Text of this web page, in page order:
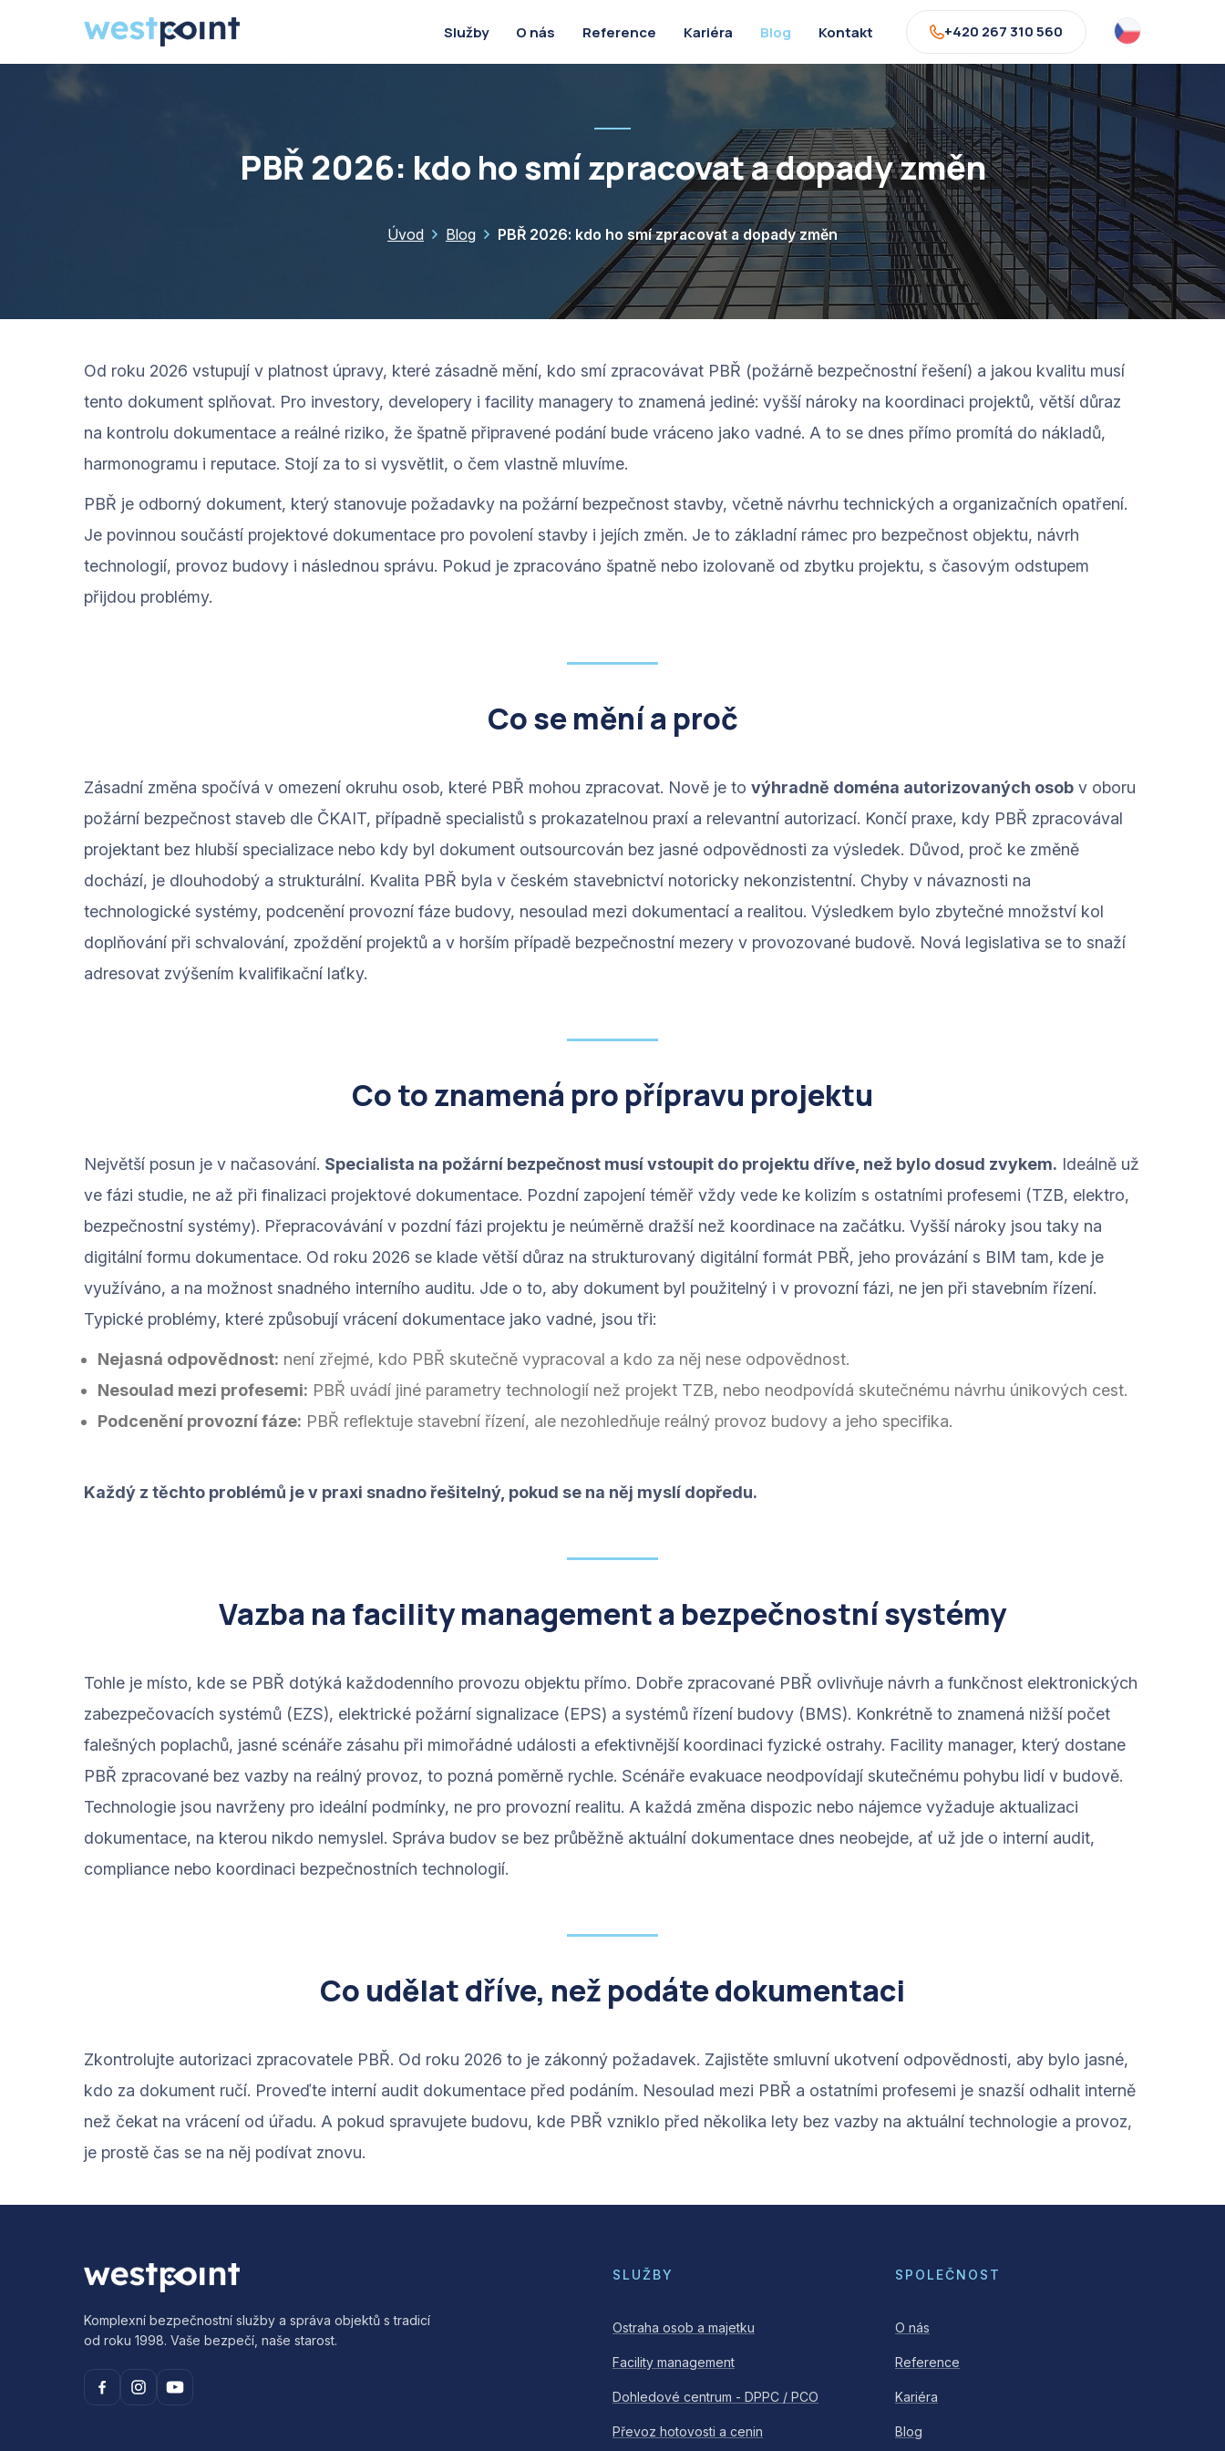
Služby O nás Reference Kariéra Blog Kontakt +420 267 310 560
PBŘ 2026: kdo ho smí zpracovat a dopady změn
Úvod Blog PBŘ 2026: kdo ho smí zpracovat a dopady změn
Od roku 2026 vstupují v platnost úpravy, které zásadně mění, kdo smí zpracovávat PBŘ (požárně bezpečnostní řešení) a jakou kvalitu musí
tento dokument splňovat. Pro investory, developery i facility managery to znamená jediné: vyšší nároky na koordinaci projektů, větší důraz
na kontrolu dokumentace a reálné riziko, že špatně připravené podání bude vráceno jako vadné. A to se dnes přímo promítá do nákladů,
harmonogramu i reputace. Stojí za to si vysvětlit, o čem vlastně mluvíme.
PBŘ je odborný dokument, který stanovuje požadavky na požární bezpečnost stavby, včetně návrhu technických a organizačních opatření.
Je povinnou součástí projektové dokumentace pro povolení stavby i jejích změn. Je to základní rámec pro bezpečnost objektu, návrh
technologií, provoz budovy i následnou správu. Pokud je zpracováno špatně nebo izolovaně od zbytku projektu, s časovým odstupem
přijdou problémy.
Co se mění a proč
Zásadní změna spočívá v omezení okruhu osob, které PBŘ mohou zpracovat. Nově je to výhradně doména autorizovaných osob v oboru
požární bezpečnost staveb dle ČKAIT, případně specialistů s prokazatelnou praxí a relevantní autorizací. Končí praxe, kdy PBŘ zpracovával
projektant bez hlubší specializace nebo kdy byl dokument outsourcován bez jasné odpovědnosti za výsledek. Důvod, proč ke změně
dochází, je dlouhodobý a strukturální. Kvalita PBŘ byla v českém stavebnictví notoricky nekonzistentní. Chyby v návaznosti na
technologické systémy, podcenění provozní fáze budovy, nesoulad mezi dokumentací a realitou. Výsledkem bylo zbytečné množství kol
doplňování při schvalování, zpoždění projektů a v horším případě bezpečnostní mezery v provozované budově. Nová legislativa se to snaží
adresovat zvýšením kvalifikační laťky.
Co to znamená pro přípravu projektu
Největší posun je v načasování. Specialista na požární bezpečnost musí vstoupit do projektu dříve, než bylo dosud zvykem. Ideálně už
ve fázi studie, ne až při finalizaci projektové dokumentace. Pozdní zapojení téměř vždy vede ke kolizím s ostatními profesemi (TZB, elektro,
bezpečnostní systémy). Přepracovávání v pozdní fázi projektu je neúměrně dražší než koordinace na začátku. Vyšší nároky jsou taky na
digitální formu dokumentace. Od roku 2026 se klade větší důraz na strukturovaný digitální formát PBŘ, jeho provázání s BIM tam, kde je
využíváno, a na možnost snadného interního auditu. Jde o to, aby dokument byl použitelný i v provozní fázi, ne jen při stavebním řízení.
Typické problémy, které způsobují vrácení dokumentace jako vadné, jsou tři:
Nejasná odpovědnost: není zřejmé, kdo PBŘ skutečně vypracoval a kdo za něj nese odpovědnost.
Nesoulad mezi profesemi: PBŘ uvádí jiné parametry technologií než projekt TZB, nebo neodpovídá skutečnému návrhu únikových cest.
Podcenění provozní fáze: PBŘ reflektuje stavební řízení, ale nezohledňuje reálný provoz budovy a jeho specifika.
Každý z těchto problémů je v praxi snadno řešitelný, pokud se na něj myslí dopředu.
Vazba na facility management a bezpečnostní systémy
Tohle je místo, kde se PBŘ dotýká každodenního provozu objektu přímo. Dobře zpracované PBŘ ovlivňuje návrh a funkčnost elektronických
zabezpečovacích systémů (EZS), elektrické požární signalizace (EPS) a systémů řízení budovy (BMS). Konkrétně to znamená nižší počet
falešných poplachů, jasné scénáře zásahu při mimořádné události a efektivnější koordinaci fyzické ostrahy. Facility manager, který dostane
PBŘ zpracované bez vazby na reálný provoz, to pozná poměrně rychle. Scénáře evakuace neodpovídají skutečnému pohybu lidí v budově.
Technologie jsou navrženy pro ideální podmínky, ne pro provozní realitu. A každá změna dispozic nebo nájemce vyžaduje aktualizaci
dokumentace, na kterou nikdo nemyslel. Správa budov se bez průběžně aktuální dokumentace dnes neobejde, ať už jde o interní audit,
compliance nebo koordinaci bezpečnostních technologií.
Co udělat dříve, než podáte dokumentaci
Zkontrolujte autorizaci zpracovatele PBŘ. Od roku 2026 to je zákonný požadavek. Zajistěte smluvní ukotvení odpovědnosti, aby bylo jasné,
kdo za dokument ručí. Proveďte interní audit dokumentace před podáním. Nesoulad mezi PBŘ a ostatními profesemi je snazší odhalit interně
než čekat na vrácení od úřadu. A pokud spravujete budovu, kde PBŘ vzniklo před několika lety bez vazby na aktuální technologie a provoz,
je prostě čas se na něj podívat znovu.
Komplexní bezpečnostní služby a správa objektů s tradicí
od roku 1998. Vaše bezpečí, naše starost.
SLUŽBY
Ostraha osob a majetku
Facility management
Dohledové centrum - DPPC / PCO
Převoz hotovosti a cenin
SPOLEČNOST
O nás
Reference
Kariéra
Blog